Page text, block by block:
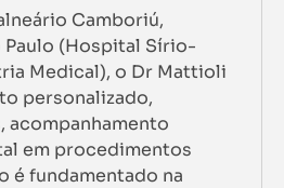
Camboriú,
Paulo (Hospital Sírio-
Medical), o Dr Mattioli
personalizado,
acompanhamento
em procedimentos
é fundamentado na